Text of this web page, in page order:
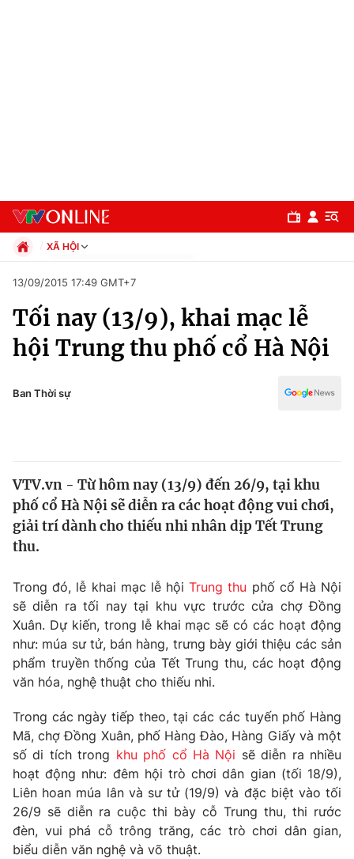
Chuyên mục
Chính trị
Y tế
Thế giới
Thế giới đó đây
Câu chuyện quốc tế
Kinh tế
Tài chính
Thị trường
Góc doanh nghiệp
Dữ liệu và đời sống
Truyền hình
Phim VTV
Hậu trường
Nhân vật
Khán giả
Giải sao mai
Giải trí
Điện ảnh
Âm nhạc
Sao
Đời sống
Du lịch
Làm đẹp
Giáo dục
Tuyển sinh
XÃ HỘI
Xã hội
Pháp luật
Kinh tế
Thể thao
Văn hóa - Giải trí
Giáo dục
13/09/2015 17:49 GMT+7
Tối nay (13/9), khai mạc lễ
hội Trung thu phố cổ Hà Nội
Ban Thời sự
VTV.vn - Từ hôm nay (13/9) đến 26/9, tại khu
phố cổ Hà Nội sẽ diễn ra các hoạt động vui chơi,
giải trí dành cho thiếu nhi nhân dịp Tết Trung
thu.
Trong đó, lễ khai mạc lễ hộiTrung thu phố cổ Hà Nội
sẽ diễn ra tối nay tại khu vực trước cửa chợ Đồng
Xuân. Dự kiến, trong lễ khai mạc sẽ có các hoạt động
như: múa sư tử, bán hàng, trưng bày giới thiệu các sản
phẩm truyền thống của Tết Trung thu, các hoạt động
văn hóa, nghệ thuật cho thiếu nhi.
Trong các ngày tiếp theo, tại các các tuyến phố Hàng
Mã, chợ Đồng Xuân, phố Hàng Đào, Hàng Giấy và một
số di tích trong khu phố cổ Hà Nội sẽ diễn ra nhiều
hoạt động như: đêm hội trò chơi dân gian (tối 18/9),
Liên hoan múa lân và sư tử (19/9) và đặc biệt vào tối
26/9 sẽ diễn ra cuộc thi bày cỗ Trung thu, thi rước
đèn, vui phá cỗ trông trăng, các trò chơi dân gian,
biểu diễn văn nghệ và võ thuật.